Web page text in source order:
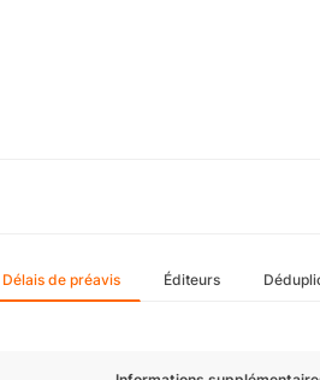
Délais de préavis Éditeurs